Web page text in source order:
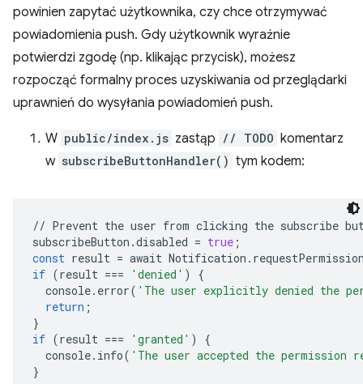
powinien zapytać użytkownika, czy chce otrzymywać
powiadomienia push. Gdy użytkownik wyraźnie
potwierdzi zgodę (np. klikając przycisk), możesz
rozpocząć formalny proces uzyskiwania od przeglądarki
uprawnień do wysyłania powiadomień push.
W public/index.js zastąp // TODO komentarz
w subscribeButtonHandler() tym kodem:
// Prevent the user from clicking the subscribe
subscribeButton .disabled = true ;
const result = await Notification .
if (result === 'denied' )
{
console. error( 'The user explicitly denied the
return ;
}
if (result === 'granted' )
{
console. info( 'The user accepted the permission
}